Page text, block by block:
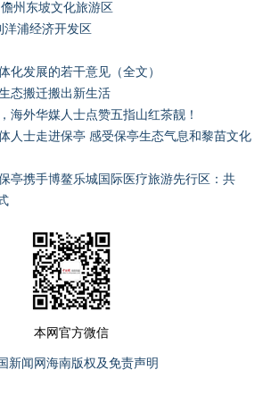
州东坡文化旅游区
浦经济开发区
化发展的若干意见（全文）
态搬迁搬出新生活
海外华媒人士点赞五指山红茶靓！
人士走进保亭 感受保亭生态气息和黎苗文化
亭携手博鳌乐城国际医疗旅游先行区：共
本网官方微信
新闻网海南版权及免责声明